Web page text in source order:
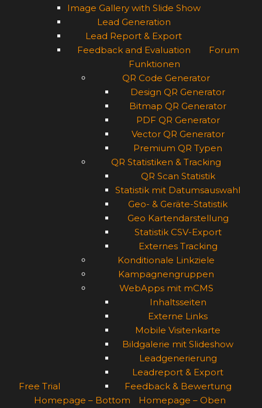
Image Gallery with Slide Show
Lead Generation
Lead Report & Export
Feedback and Evaluation
Forum
Free Trial
Funktionen
QR Code Generator
Design QR Generator
Bitmap QR Generator
PDF QR Generator
Vector QR Generator
Premium QR Typen
QR Statistiken & Tracking
QR Scan Statistik
Statistik mit Datumsauswahl
Geo- & Geräte-Statistik
Geo Kartendarstellung
Statistik CSV-Export
Externes Tracking
Konditionale Linkziele
Kampagnengruppen
WebApps mit mCMS
Inhaltsseiten
Externe Links
Mobile Visitenkarte
Bildgalerie mit Slideshow
Leadgenerierung
Leadreport & Export
Feedback & Bewertung
Homepage – Bottom
Homepage – Oben